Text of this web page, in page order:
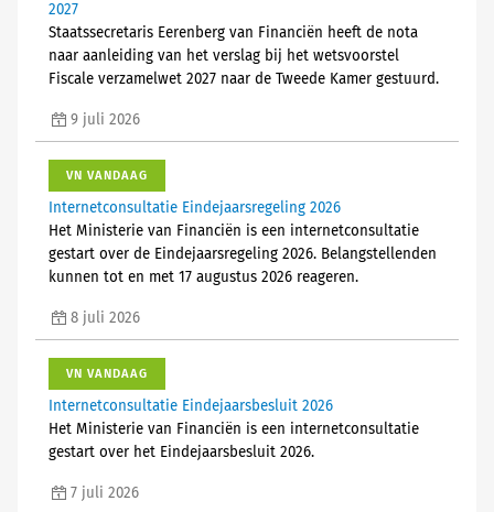
2027
Staatssecretaris Eerenberg van Financiën heeft de nota
naar aanleiding van het verslag bij het wetsvoorstel
Fiscale verzamelwet 2027 naar de Tweede Kamer gestuurd.
9 juli 2026
VN VANDAAG
Internetconsultatie Eindejaarsregeling 2026
Het Ministerie van Financiën is een internetconsultatie
gestart over de Eindejaarsregeling 2026. Belangstellenden
kunnen tot en met 17 augustus 2026 reageren.
8 juli 2026
VN VANDAAG
Internetconsultatie Eindejaarsbesluit 2026
Het Ministerie van Financiën is een internetconsultatie
gestart over het Eindejaarsbesluit 2026.
7 juli 2026